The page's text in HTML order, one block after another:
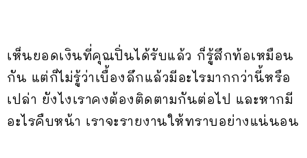
เห็นยอดเงินที่คุณปิ่นได้รับแล้ว ก็รู้สึกท้อเหมือน
กัน แต่ก็ไม่รู้ว่าเบื้องลึกแล้วมีอะไรมากกว่านี้หรือ
เปล่า ยังไงเราคงต้องติดตามกันต่อไป และหากมี
อะไรคืบหน้า เราจะรายงานให้ทราบอย่างแน่นอน